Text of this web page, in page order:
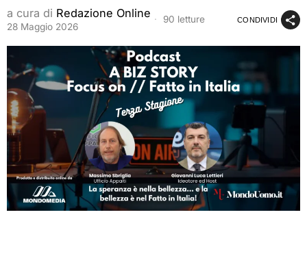
a cura di Redazione Online
28 Maggio 2026
90 letture CONDIVIDI